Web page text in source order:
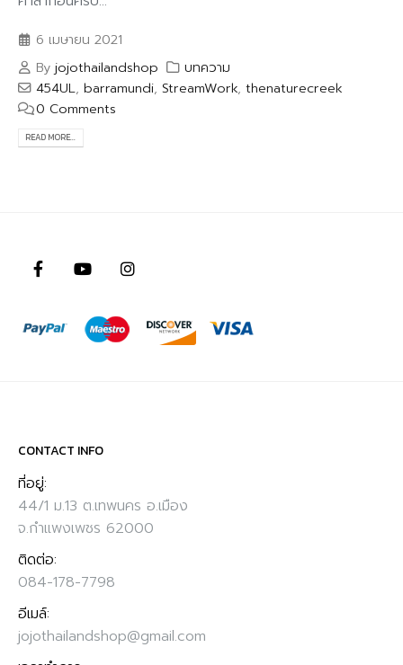
6 เมษายน 2021
Byjojothailandshop
บทความ
454UL,barramundi,StreamWork,thenaturecreek
0 Comments
READ MORE...
CONTACT INFO
ที่อยู่:
44/1 ม.13 ต.เทพนคร อ.เมือง
จ.กำแพงเพชร 62000
ติดต่อ:
084-178-7798
อีเมล์:
jojothailandshop@gmail.com